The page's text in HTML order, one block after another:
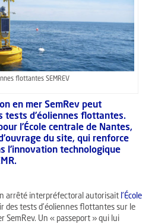
flottantes SEMREV
en mer SemRev peut
tests d’éoliennes flottantes.
l’École centrale de Nantes,
du site, qui renforce
l’innovation technologique
arrêté interpréfectoral autorisait l’École
des tests d’éoliennes flottantes sur le
SemRev. Un « passeport » qui lui